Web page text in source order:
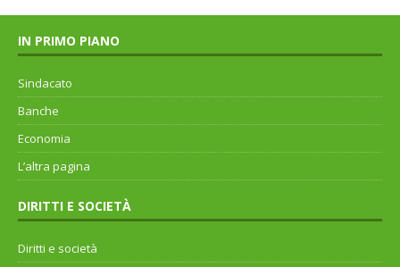
IN PRIMO PIANO
Sindacato
Banche
Economia
L’altra pagina
DIRITTI E SOCIETÀ
Diritti e società